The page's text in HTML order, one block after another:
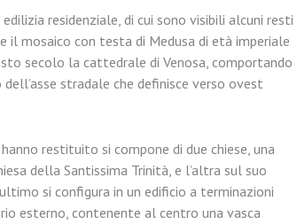
edilizia residenziale, di cui sono visibili alcuni resti
il mosaico con testa di Medusa di età imperiale
secolo la cattedrale di Venosa, comportando
stradale che definisce verso ovest
restituito si compone di due chiese, una
della Santissima Trinità, e l’altra sul suo
si configura in un edificio a terminazioni
esterno, contenente al centro una vasca